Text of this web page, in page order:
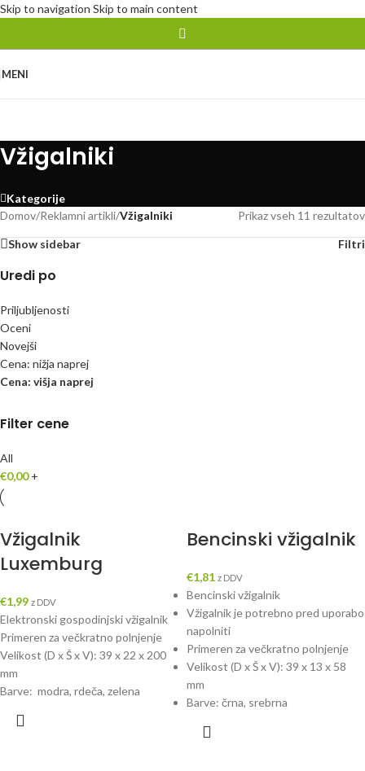
Skip to navigation Skip to main content
MENI
Vžigalniki
Kategorije
Domov/Reklamni artikli/Vžigalniki Prikaz vseh 11 rezultatov
Show sidebar Filtri
Uredi po
Priljubljenosti
Oceni
Novejši
Cena: nižja naprej
Cena: višja naprej
Filter cene
All
€0,00+
Vžigalnik
Luxemburg
€1,99 z DDV
Elektronski gospodinjski vžigalnik
Primeren za večkratno polnjenje
Velikost (D x Š x V): 39 x 22 x 200
mm
Barve: modra, rdeča, zelena
Bencinski vžigalnik
€1,81 z DDV
Bencinski vžigalnik
Vžigalnik je potrebno pred uporabo
napolniti
Primeren za večkratno polnjenje
Velikost (D x Š x V): 39 x 13 x 58
mm
Barve: črna, srebrna